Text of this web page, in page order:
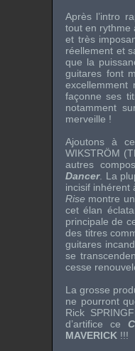
Après l’intro
tout en rythme
et très
réellement et
que la
guitares font
façonne ses
notamment
merveille !
Ajoutons à
WIKSTRÖM (
autres
Dancer. La
incisif inhérent
Rise montre
cet élan
principale de
des titres
guitares
se
cesse
La grosse
ne pourront
Rick
d’artifice ce
MAVERICK !!!